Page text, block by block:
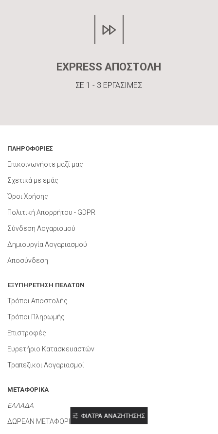
EXPRESS ΑΠΟΣΤΟΛΗ
ΣΕ 1 - 3 ΕΡΓΑΣΙΜΕΣ
ΠΛΗΡΟΦΟΡΙΕΣ
Επικοινωνήστε μαζί μας
Σχετικά με εμάς
Όροι Χρήσης
Πολιτική Απορρήτου - GDPR
Σύνδεση Λογαρισμού
Δημιουργία Λογαριασμού
Αποσύνδεση
ΕΞΥΠΗΡΕΤΗΣΗ ΠΕΛΑΤΩΝ
Τρόποι Αποστολής
Τρόποι Πληρωμής
Επιστροφές
Ευρετήριο Κατασκευαστών
Τραπεζικοι Λογαριασμοί
ΜΕΤΑΦΟΡΙΚΑ
ΕΛΛΑΔΑ
ΔΩΡΕΑΝ ΜΕΤΑΦΟΡΙΚΑ
HOT
ΦΙΛΤΡΑ ΑΝΑΖΗΤΗΣΗΣ